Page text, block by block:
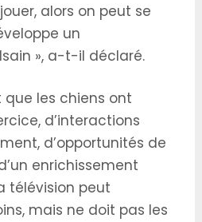
alors on peut se
un
», a-t-il déclaré.
que les chiens ont
d’interactions
d’opportunités de
enrichissement
télévision peut
mais ne doit pas les